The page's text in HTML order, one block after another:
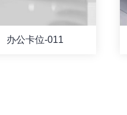
办公卡位-011